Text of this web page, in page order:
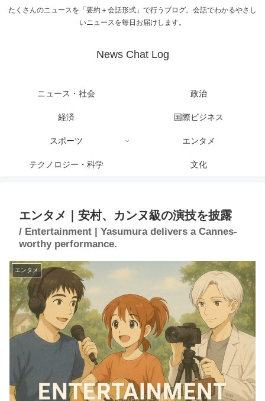
たくさんのニュースを「要約＋会話形式」で行うブログ。会話でわかるやさし
いニュースを毎日お届けします。
News Chat Log
ニュース・社会 政治
経済 国際ビジネス
スポーツ エンタメ
テクノロジー・科学 文化
エンタメ｜安村、カンヌ級の演技を披露
/ Entertainment | Yasumura delivers a Cannes-
worthy performance.
エンタメ